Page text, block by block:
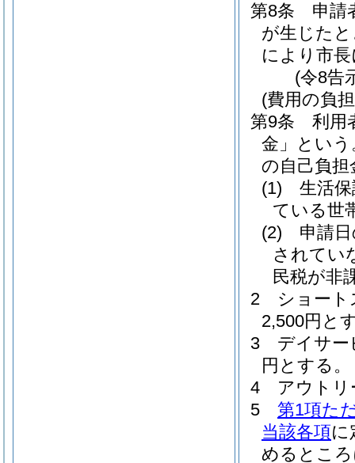
第8条
申請
が生じた
により市
(令8告
(費用の負
第9条
利用
金」という
の自己負
(1)
生活
ている世
(2)
申請
されてい
民税が非
2
ショート
2,500円と
3
デイサー
円とする。
4
アウトリ
5
第1項た
当該各項に
めるとこ